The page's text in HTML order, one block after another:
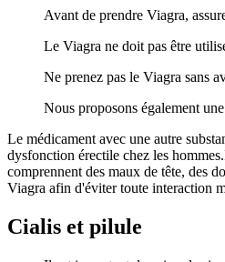
Avant de prendre Viagra,
Le Viagra ne doit pas être
Ne prenez pas le Viagra sans
Nous proposons également
Le médicament avec une autre
dysfonction érectile chez les
comprennent des maux de tête, des
Viagra afin d'éviter toute interaction
Cialis et pilule